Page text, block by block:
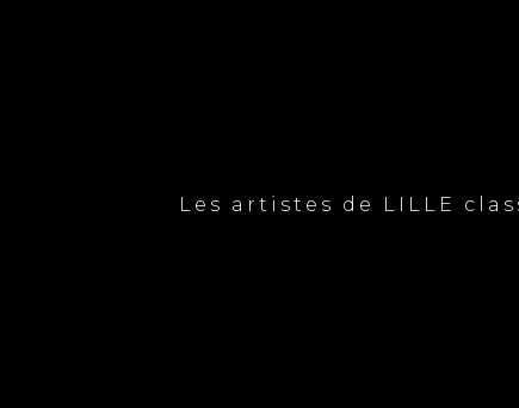
Les artistes de LILLE